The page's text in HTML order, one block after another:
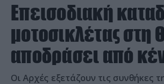
Επεισοδιακή
μοτοσικλέτας στη
αποδράσει από
Οι Aρχές εξετάζουν τις συνθήκες